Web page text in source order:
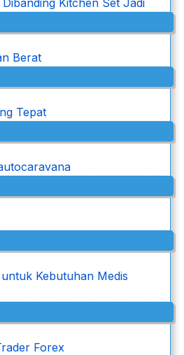
Kitchen Set Jadi
Berat
Tepat
Kebutuhan Medis
Forex